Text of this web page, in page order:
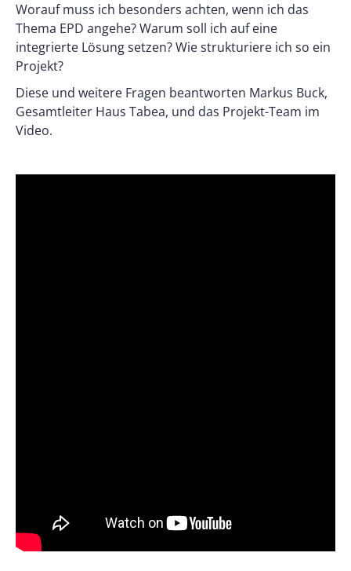
Worauf muss ich besonders achten, wenn ich das
Thema EPD angehe? Warum soll ich auf eine
integrierte Lösung setzen? Wie strukturiere ich so ein
Projekt?
Diese und weitere Fragen beantworten Markus Buck,
Gesamtleiter Haus Tabea, und das Projekt-Team im
Video.